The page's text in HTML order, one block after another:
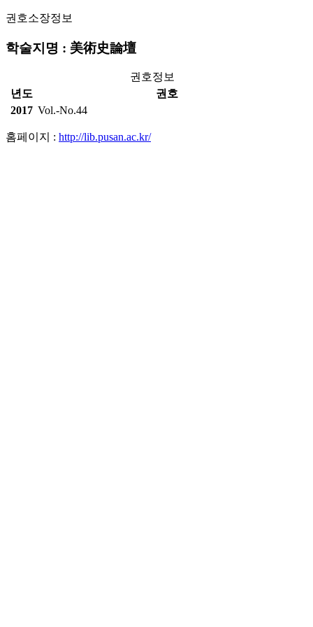
권호소장정보
학술지명 : 美術史論壇
권호정보
년도
권호
2017 Vol.-No.44
홈페이지 : http://lib.pusan.ac.kr/